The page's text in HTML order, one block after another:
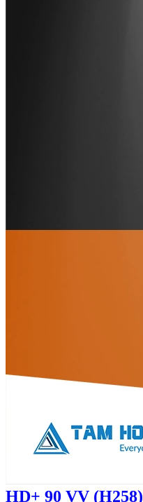
HD+ 90 VV (H258)